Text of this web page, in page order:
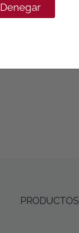
Denegar
PRODUCTOS